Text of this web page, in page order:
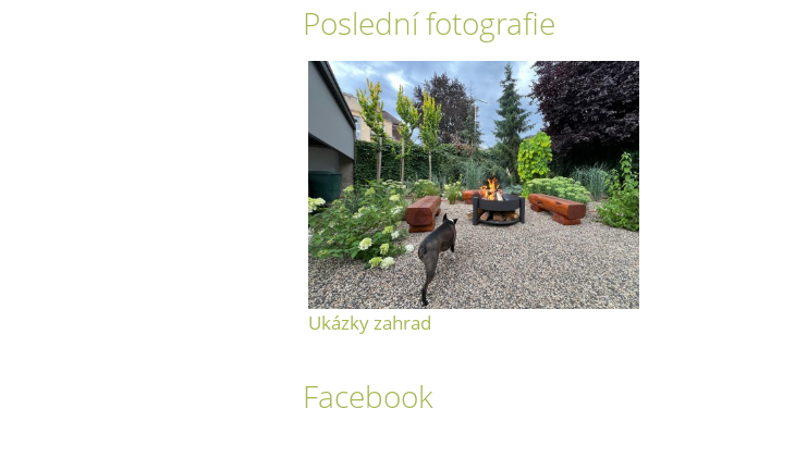
Poslední fotografie
Ukázky zahrad
Facebook